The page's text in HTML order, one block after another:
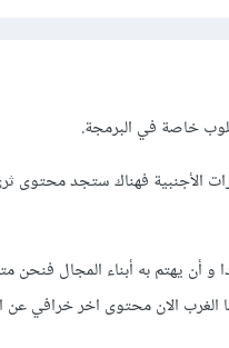
خاصة في البرمجة.
الأجنبية فهناك ستجد محتوى
الان محتوى اخر خرافي عن